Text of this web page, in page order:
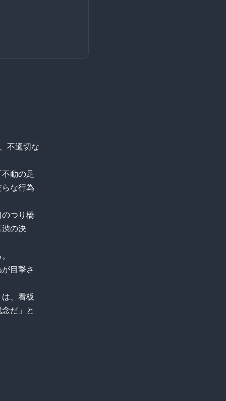
不適切な
動の足
な行為
つり橋
渋の決
目撃さ
、看板
だ」と